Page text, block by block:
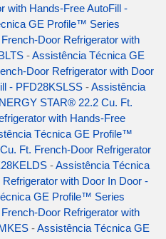
with Hands-Free AutoFill -
GE Profile™ Series
Door Refrigerator with
-Assistência Técnica GE
Door Refrigerator with Door
- PFD28KSLSS -Assistência
STAR® 22.2 Cu. Ft.
with Hands-Free
Técnica GE Profile™
Ft. French-Door Refrigerator
-Assistência Técnica
with Door In Door -
GE Profile™ Series
Door Refrigerator with
-Assistência Técnica GE